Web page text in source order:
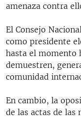
amenaza contra
El Consejo
como presidente
hasta el momento
demuestren,
comunidad
En cambio, la
de las actas de las